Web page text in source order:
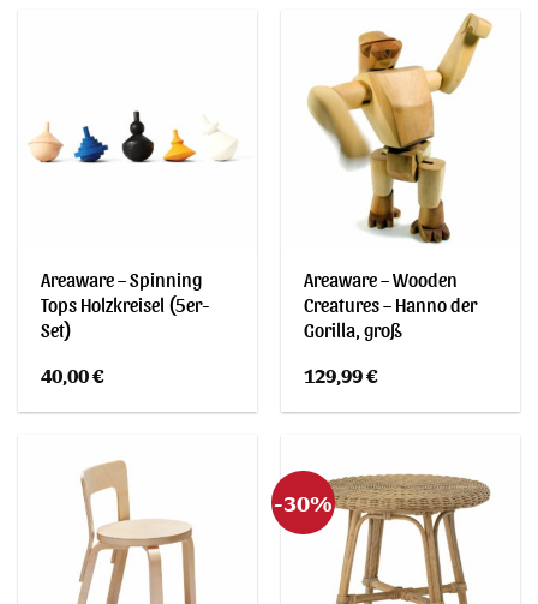
Areaware – Spinning
Tops Holzkreisel (5er-
Set)
40,00€
Areaware – Wooden
Creatures – Hanno der
Gorilla, groß
129,99€
-30%